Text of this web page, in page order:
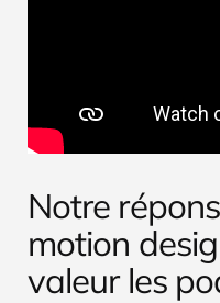
Notre
motion
valeur les